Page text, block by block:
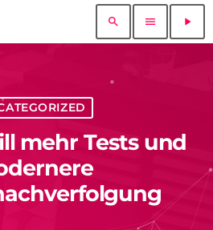
search menu play_arrow
mehr Tests und